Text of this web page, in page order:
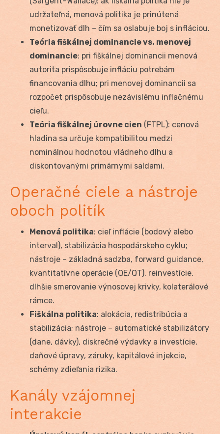
udržateľná, menová politika je prinútená
monetizovať dlh – čím sa oslabuje boj s infláciou.
Teória fiškálnej dominancie vs. menovej
dominancie: pri fiškálnej dominancii menová
autorita prispôsobuje infláciu potrebám
financovania dlhu; pri menovej dominancii sa
rozpočet prispôsobuje nezávislému inflačnému
cieľu.
Teória fiškálnej úrovne cien (FTPL): cenová
hladina sa určuje kompatibilitou medzi
nominálnou hodnotou vládneho dlhu a
diskontovanými primárnymi saldami.
Operačné ciele a nástroje
oboch politík
Menová politika: cieľ inflácie (bodový alebo
interval), stabilizácia hospodárskeho cyklu;
nástroje – základná sadzba, forward guidance,
kvantitatívne operácie (QE/QT), reinvestície,
dlhšie smerovanie výnosovej krivky, kolaterálové
rámce.
Fiškálna politika: alokácia, redistribúcia a
stabilizácia; nástroje – automatické stabilizátory
(dane, dávky), diskrečné výdavky a investície,
daňové úpravy, záruky, kapitálové injekcie,
schémy zdieľania rizika.
Kanály vzájomnej
interakcie